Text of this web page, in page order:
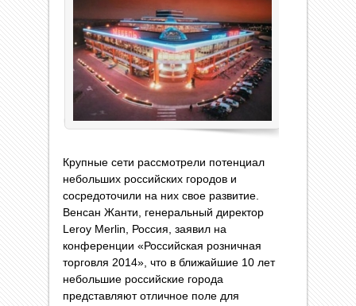
Крупные сети рассмотрели потенциал
небольших российских городов и
сосредоточили на них свое развитие.
Венсан Жанти, генеральный директор
Leroy Merlin, Россия, заявил на
конференции «Российская розничная
торговля 2014», что в ближайшие 10 лет
небольшие российские города
представляют отличное поле для